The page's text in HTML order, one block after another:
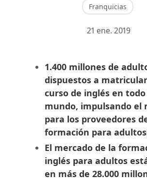
Franquicias
21 ene. 2019
1.400 millones de
dispuestos a
curso de inglés en
mundo, impulsando el
para los proveedores
formación para
El mercado de la
inglés para adultos
en más de 28.000